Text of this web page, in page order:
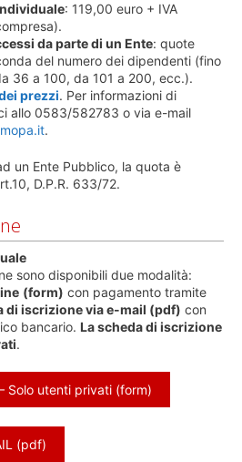
: 119,00 euro + IVA
da parte di un Ente: quote
del numero dei dipendenti (fino
36 a 100, da 101 a 200, ecc.).
prezzi. Per informazioni di
allo 0583/582783 o via e-mail
.
un Ente Pubblico, la quota è
D.P.R. 633/72.
sono disponibili due modalità:
(form) con pagamento tramite
di iscrizione via e-mail (pdf) con
bancario. La scheda di iscrizione
.
Solo utenti privati (form)
(pdf)